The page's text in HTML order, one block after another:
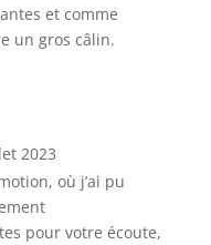
et comme
un gros câlin.
2023
où j’ai pu
pour votre écoute,